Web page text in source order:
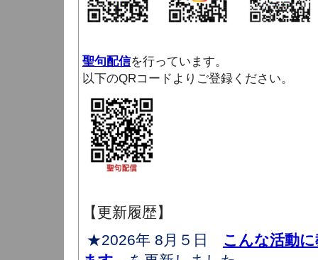
聖句配信を行っています。
以下のQRコードよりご登録ください。
【更新履歴】
★2026年 8月５日 こんな活動